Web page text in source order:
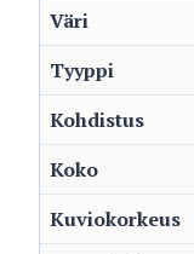
Väri
Tyyppi
Kohdistus
Koko
Kuviokorkeus